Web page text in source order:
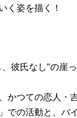
く姿を描く！
彼氏なし”の崖
かつての恋人・
での活動と、バ